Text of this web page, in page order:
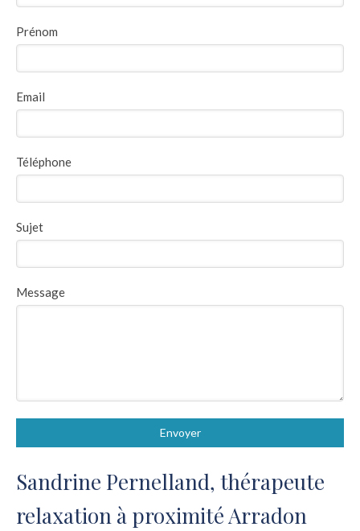
Prénom
Email
Téléphone
Sujet
Message
Envoyer
Sandrine Pernelland, thérapeute
relaxation à proximité Arradon